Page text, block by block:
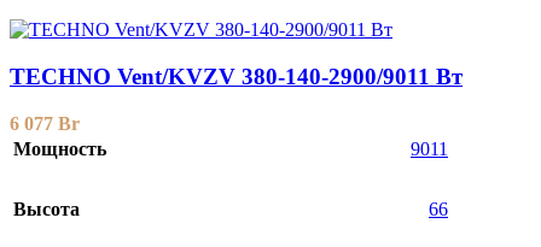
TECHNO Vent/KVZV 380-140-2900/9011 Вт
6 077 Br
Мощность
9011
Высота 66